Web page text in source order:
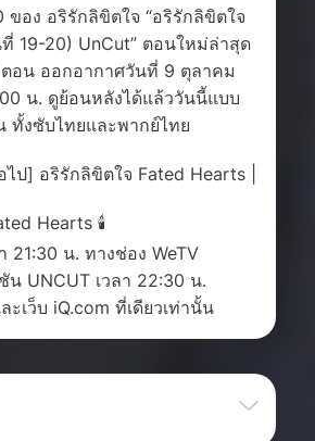
อง อริรักลิขิตใจ “อริรักลิขิตใจ
19-20) UnCut” ตอนใหม่ล่าสุด
อน ออกอากาศวันที่ 9 ตุลาคม
น. ดูย้อนหลังได้แล้ววันนี้แบบ
ทั้งซับไทยและพากย์ไทย
ป] อริรักลิขิตใจ Fated Hearts |
Hearts 🕯
21:30 น. ทางช่อง WeTV
น UNCUT เวลา 22:30 น.
เว็บ iQ.com ที่เดียวเท่านั้น